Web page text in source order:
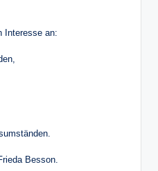
Interesse an:
Besson.